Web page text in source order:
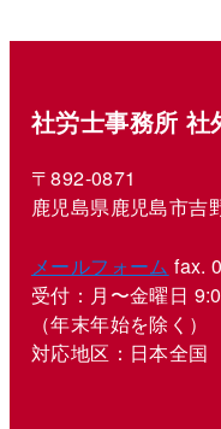
社労士事務所 社
〒892-0871
鹿児島県鹿児島市吉
メールフォーム fax.
受付：月〜金曜日
（年末年始を除く）
対応地区：日本全国